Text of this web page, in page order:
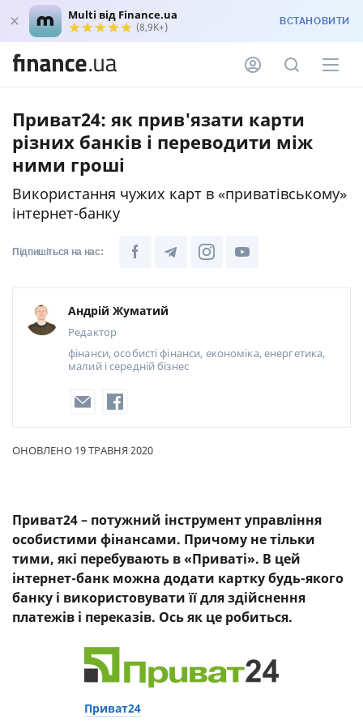
Multi від Finance.ua
(8,9K+) ВСТАНОВИТИ
Приват24: як прив'язати карти
різних банків і переводити між
ними гроші
Використання чужих карт в «приватівському»
інтернет-банку
Підпишіться на нас:
Андрій Жуматий
Редактор
фінанси, особисті фінанси, економіка, енергетика,
малий і середній бізнес
ОНОВЛЕНО 19 ТРАВНЯ 2020
Приват24 – потужний інструмент управління
особистими фінансами. Причому не тільки
тими, які перебувають в «Приваті». В цей
інтернет-банк можна додати картку будь-якого
банку і використовувати її для здійснення
платежів і переказів. Ось як це робиться.
Приват24